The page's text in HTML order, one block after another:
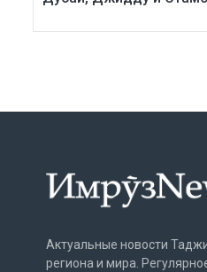
Актуальные новости
региона и мира.